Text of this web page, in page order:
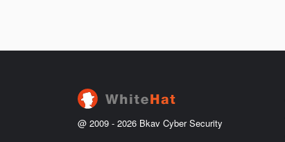
@ 2009 - 2026 Bkav Cyber Security